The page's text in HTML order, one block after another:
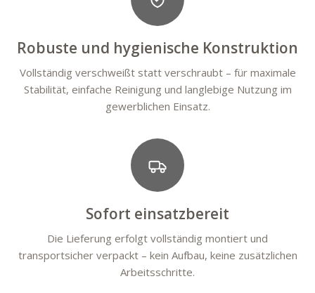
Robuste und hygienische Konstruktion
Vollständig verschweißt statt verschraubt – für maximale
Stabilität, einfache Reinigung und langlebige Nutzung im
gewerblichen Einsatz.
Sofort einsatzbereit
Die Lieferung erfolgt vollständig montiert und
transportsicher verpackt – kein Aufbau, keine zusätzlichen
Arbeitsschritte.